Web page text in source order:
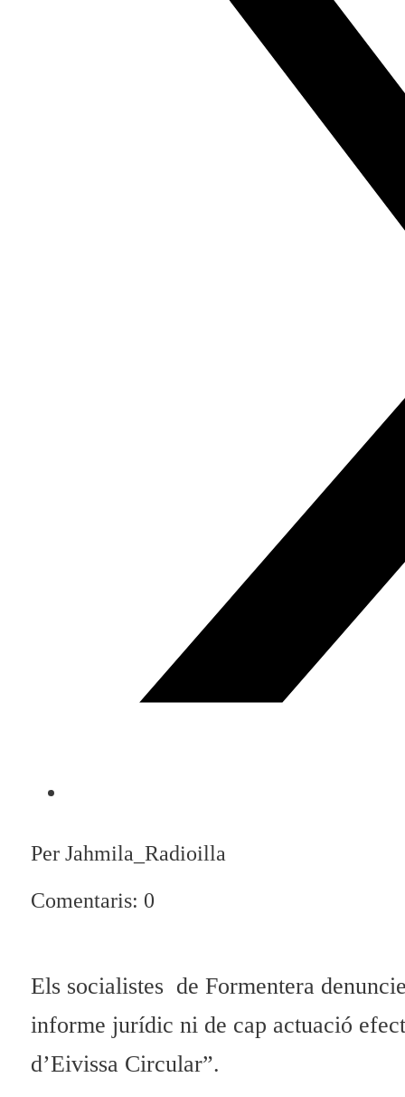
Per Jahmila_Radioilla
Comentaris: 0
Els socialistes de Formentera
informe jurídic ni de cap actuació
d’Eivissa Circular”.